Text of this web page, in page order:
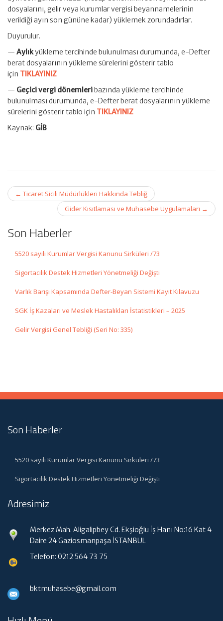
dosyalarını, gelir veya kurumlar vergisi beyannamelerinin
verildiği ayın son gününe kadar) yüklemek zorundadırlar.
Duyurulur.
— Aylıkyükleme tercihinde bulunulması durumunda, e-Defter
berat dosyalarının yükleme sürelerini gösterir tablo
için TIKLAYINIZ
— Geçici vergi dönemleribazında yükleme tercihinde
bulunulması durumunda, e-Defter berat dosyalarının yükleme
sürelerini gösterir tablo için TIKLAYINIZ
Kaynak: GİB
Post
navigation
← Ticaret Sicili Müdürlükleri Hakkında Tebliğ
Gider Kısıtlaması ve Muhasebe Uygulamaları →
Son Haberler
5520 sayılı Kurumlar Vergisi Kanunu Sirküleri /73
Sigortacılık Destek Hizmetleri Yönetmeliği Değişti
Varlık Barışı Kapsamında Defter-Beyan Sistemi Kayıt Kılavuzu
SGK İş Kazaları ve Meslek Hastalıkları İstatistikleri – 2025
Gelir Vergisi Genel Tebliği (Seri No: 335)
Son Haberler
5520 sayılı Kurumlar Vergisi Kanunu Sirküleri /73
Sigortacılık Destek Hizmetleri Yönetmeliği Değişti
Adresimiz
Merkez Mah. Aligalipbey Cd. Ekşioğlu İş Hanı No:16 Kat 4
Daire 24 Gaziosmanpaşa İSTANBUL
Telefon: 0212 564 73 75
bktmuhasebe@gmail.com